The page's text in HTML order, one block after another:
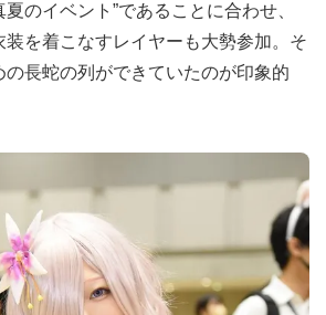
夏のイベント”であることに合わせ、
装を着こなすレイヤーも大勢参加。そ
の長蛇の列ができていたのが印象的